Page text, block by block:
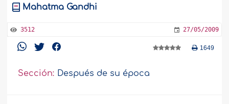
Mahatma Gandhi
3512 27/05/2009
1649
Sección: Después de su época